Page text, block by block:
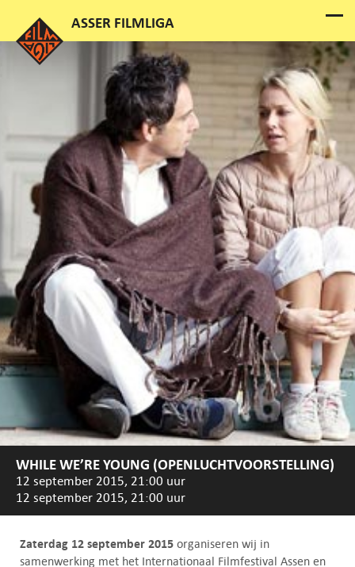
WHILE WE’RE YOUNG (OPENLUCHTVOORSTELLING)
12 september 2015, 21:00 uur
12 september 2015, 21:00 uur
Zaterdag 12 september 2015 organiseren wij in
samenwerking met het Internationaal Filmfestival Assen en